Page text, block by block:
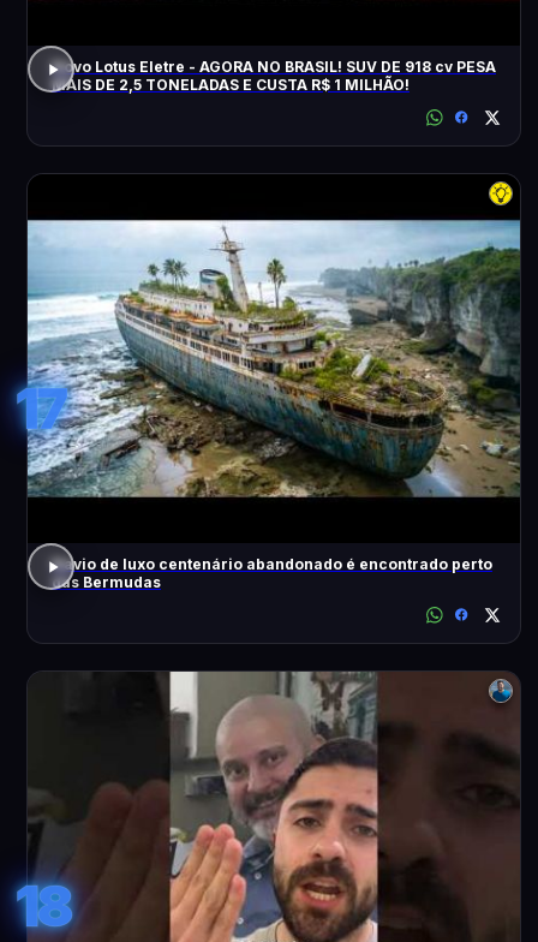
Novo Lotus Eletre - AGORA NO BRASIL! SUV DE 918 cv PESA
MAIS DE 2,5 TONELADAS E CUSTA R$ 1 MILHÃO!
17
Navio de luxo centenário abandonado é encontrado perto
das Bermudas
18